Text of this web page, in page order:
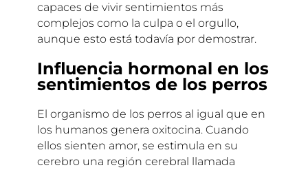
capaces de vivir sentimientos más
complejos como la culpa o el orgullo,
aunque esto está todavía por demostrar.
Influencia hormonal en los
sentimientos de los perros
El organismo de los perros al igual que en
los humanos genera oxitocina. Cuando
ellos sienten amor, se estimula en su
cerebro una región cerebral llamada